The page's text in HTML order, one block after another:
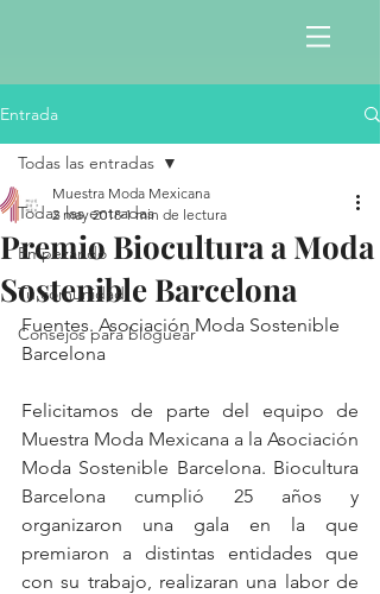
Entrada
Todas las entradas
Empezando
Tu comunidad
Consejos para bloguear
Todas las entradas
Premio Biocultura a Moda
Sostenible Barcelona
Muestra Moda Mexicana
2 may 2018 1 min de lectura
Fuentes. Asociación Moda Sostenible
Barcelona
Felicitamos de parte del equipo de
Muestra Moda Mexicana a la Asociación
Moda Sostenible Barcelona. Biocultura
Barcelona cumplió 25 años y
organizaron una gala en la que
premiaron a distintas entidades que
con su trabajo, realizaran una labor de